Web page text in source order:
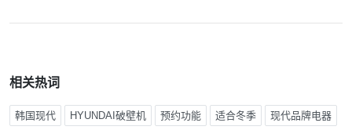
相关热词
韩国现代 HYUNDAI破壁机 预约功能 适合冬季 现代品牌电器